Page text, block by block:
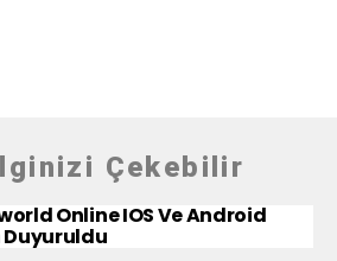
Çekebilir
Online IOS Ve Android
Duyuruldu